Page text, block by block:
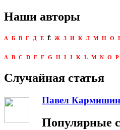
Наши авторы
А Б В Г Д Е Ё Ж З И К Л М Н О
A B C D E F G H I J K L M N O P
Случайная статья
Павел
Популярные